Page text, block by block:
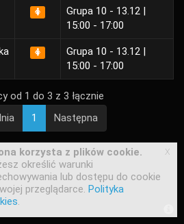
Grupa 10 - 13.12 |
15:00 - 17:00
Grupa 10 - 13.12 |
15:00 - 17:00
od 1 do 3 z 3 łącznie
1 Następna
korzysta z plików cookie.
określić warunki
lub dostępu do cookie
przeglądarce. Polityka
.
x